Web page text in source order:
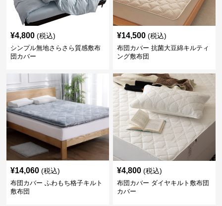
¥4,800 (税込)
シンプル無地さらさら質感敷布
団カバー
¥14,500 (税込)
布団カバー 抗菌大豆綿キルティ
ング敷布団
¥14,060 (税込)
布団カバー ふわもち格子キルト
敷布団
¥4,800 (税込)
布団カバー ダイヤキルト敷布団
カバー